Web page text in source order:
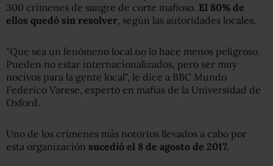
300 crímenes de sangre de corte mafioso. El 80% de
ellos quedó sin resolver, según las autoridades locales.
"Que sea un fenómeno local no lo hace menos peligroso.
Pueden no estar internacionalizados, pero ser muy
nocivos para la gente local", le dice a BBC Mundo
Federico Varese, experto en mafias de la Universidad de
Oxford.
Uno de los crímenes más notorios llevados a cabo por
esta organización sucedió el 8 de agosto de 2017.